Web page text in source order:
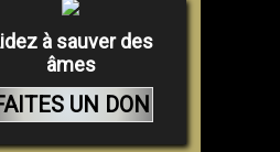
à sauver des
âmes
UN DON